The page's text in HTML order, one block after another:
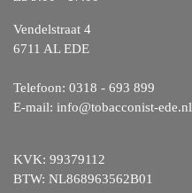
Vendelstraat 4
6711 AL EDE
Telefoon: 0318 - 693 899
E-mail: info@tobacconist-ede.nl
KVK: 99379112
BTW: NL868963562B01